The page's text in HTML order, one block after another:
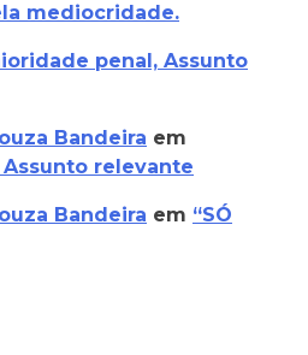
mediocridade.
penal, Assunto
Bandeira em
relevante
Bandeira em “SÓ